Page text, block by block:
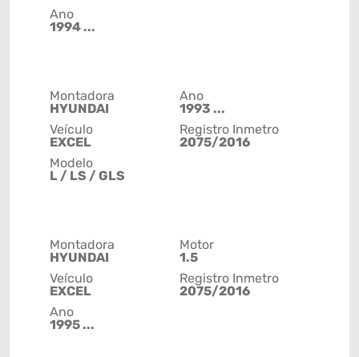
Ano
1994 ...
Montadora
HYUNDAI
Veículo
EXCEL
Modelo
L / LS / GLS
Ano
1993 ...
Registro Inmetro
2075/2016
Montadora
HYUNDAI
Veículo
EXCEL
Ano
1995 ...
Motor
1.5
Registro Inmetro
2075/2016